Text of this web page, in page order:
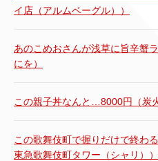
イ店（アルムベーグル））
あのこめおさんが浅草に旨辛蟹
にを）
この親子丼なんと…8000円（炭
この歌舞伎町で握りだけで終わ
東急歌舞伎町タワー（シャリ））